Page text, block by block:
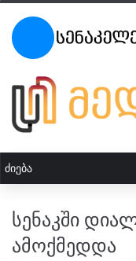
სენაკში
ამოქმედდა